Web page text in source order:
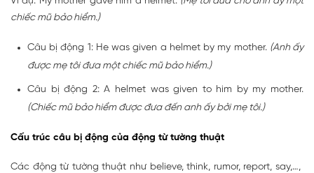
chiếc mũ bảo hiểm.)
Câu bị động 1: He was given a helmet by my mother. (Anh ấy
được mẹ tôi đưa một chiếc mũ bảo hiểm.)
Câu bị động 2: A helmet was given to him by my mother.
(Chiếc mũ bảo hiểm được đưa đến anh ấy bởi mẹ tôi.)
Cấu trúc câu bị động của động từ tường thuật
Các động từ tường thuật như believe, think, rumor, report, say,…,